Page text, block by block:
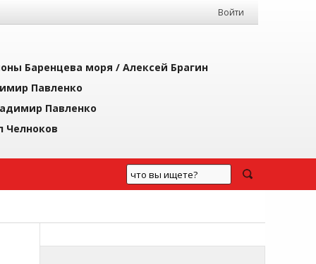
Войти
Баренцева моря / Алексей Брагин
Павленко
Павленко
Челноков